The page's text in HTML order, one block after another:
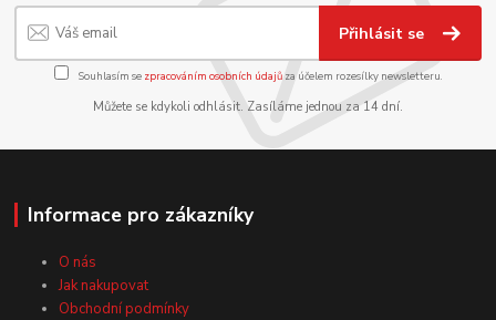
Přihlásit se
Souhlasím se zpracováním osobních údajůza účelem rozesílky newsletteru.
Můžete se kdykoli odhlásit. Zasíláme jednou za 14 dní.
Informace pro zákazníky
O nás
Jak nakupovat
Obchodní podmínky